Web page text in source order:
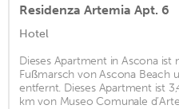
Residenza Artemia Apt. 6
Hotel
Dieses Apartment in Ascona
Fußmarsch von Ascona Beach
entfernt. Dieses Apartment ist
km von Museo Comunale